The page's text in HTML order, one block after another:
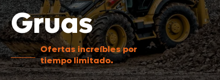
Gruas
Ofertas increíbles por
tiempo limitado.